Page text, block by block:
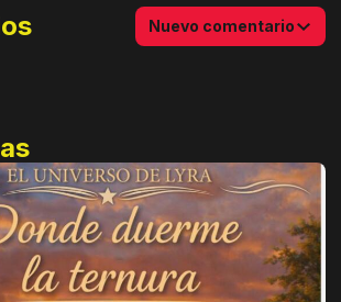
Nuevo comentario